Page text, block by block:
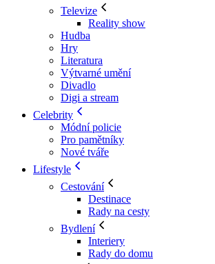
Televize
Reality show
Hudba
Hry
Literatura
Výtvarné umění
Divadlo
Digi a stream
Celebrity
Módní policie
Pro pamětníky
Nové tváře
Lifestyle
Cestování
Destinace
Rady na cesty
Bydlení
Interiery
Rady do domu